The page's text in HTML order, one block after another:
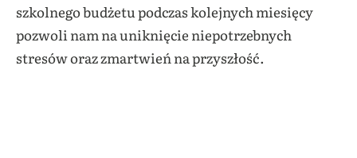
szkolnego budżetu podczas kolejnych miesięcy
pozwoli nam na uniknięcie niepotrzebnych
stresów oraz zmartwień na przyszłość.